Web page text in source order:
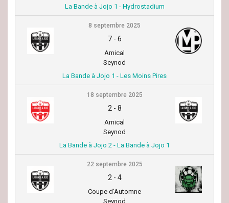
La Bande à Jojo 1 - Hydrostadium
8 septembre 2025
7- 6
Amical
Seynod
La Bande à Jojo 1 - Les Moins Pires
18 septembre 2025
2 - 8
Amical
Seynod
La Bande à Jojo 2 - La Bande à Jojo 1
22 septembre 2025
2 - 4
Coupe d'Automne
Seynod